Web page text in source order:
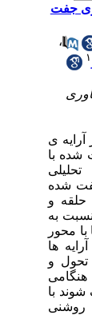
جفت
،
ی
با
شده
و
به
محور
ها
و
با